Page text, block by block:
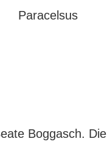
Paracelsus
Boggasch. Die